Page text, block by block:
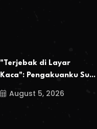
"Terjebak di Layar
Kaca": Pengakuanku Su...
August 5, 2026